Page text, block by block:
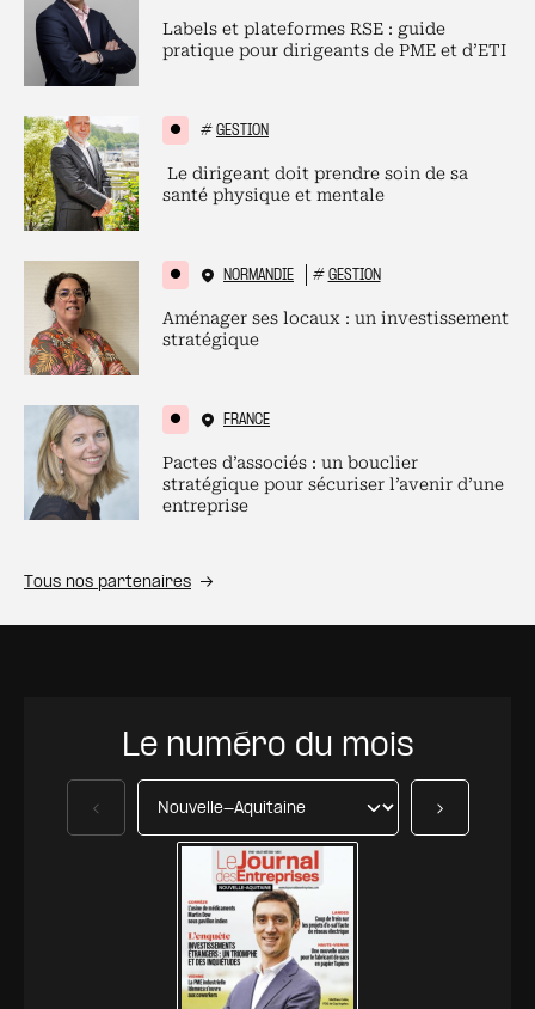
Labels et plateformes RSE : guide
pratique pour dirigeants de PME et d’ETI
# GESTION
Le dirigeant doit prendre soin de sa
santé physique et mentale
NORMANDIE # GESTION
Aménager ses locaux : un investissement
stratégique
FRANCE
Pactes d’associés : un bouclier
stratégique pour sécuriser l’avenir d’une
entreprise
Tous nos partenaires
Le numéro du mois
Précédent Suivant